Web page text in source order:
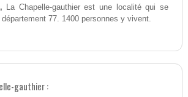
La Chapelle-gauthier est une localité qui se
77. 1400 personnes y vivent.
gauthier :